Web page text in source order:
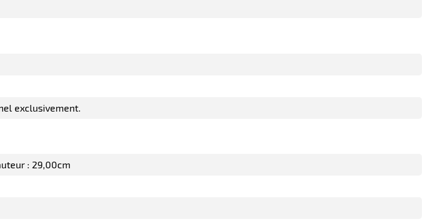
exclusivement.
: 29,00cm